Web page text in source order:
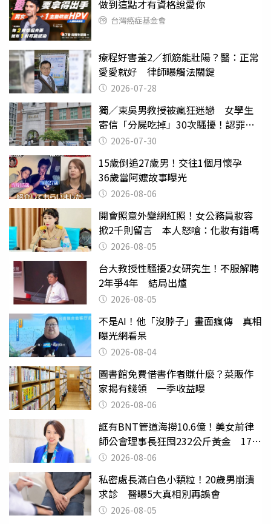
做到這點才有資格說愛你
台灣癌症基金會
療程好害羞2／抓筋能壯陽？醫：正常
愛愛就好 律師曝觸法關鍵
2026-07-28
獨／東吳男教授被瘋狂迷戀 女學生
寄信「分屍吃掉」30次騷擾！認罪免
關 2026-07-30
15歲倒追27歲男！交往1個月懷孕
36歲當阿嬤故事曝光
2026-08-06
開會照意外變網紅照！女公務員妝容
掀2千則留言 本人怒嗆：化妝有錯嗎
2026-08-05
台大教授性騷擾2女研究生！不服解聘
2年爭4年 結局出爐
2026-08-05
不是AI！他「沒脖子」畫面瘋傳 真相
曝光網看呆
2026-08-04
圖書館免費借書作者賺什麼？菜販作
家揭有錢領 一季收益曝
2026-08-06
誆有BNT管道海撈10.6億！美女前律
師公會理事長狂囤232公斤黃金 17人
遭起訴
2026-08-06
私密處長滿白色小顆粒！20歲男崩潰
求診 醫曝5大真相別再誤會
2026-08-05